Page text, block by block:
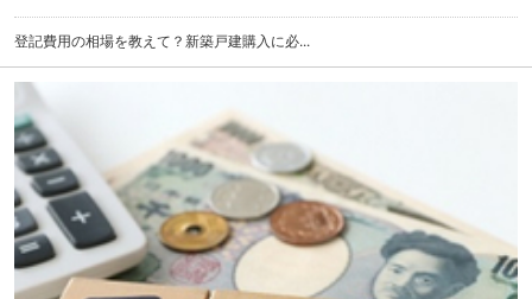
登記費用の相場を教えて？新築戸建購入に必...